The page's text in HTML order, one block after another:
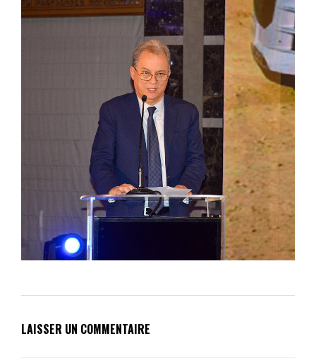
LAISSER UN COMMENTAIRE